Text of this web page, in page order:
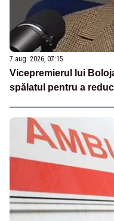
7 aug. 2026, 07:15
Vicepremierul lui
spălatul pentru a